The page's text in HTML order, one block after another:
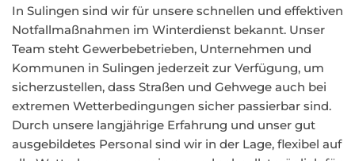
In Sulingen sind wir für unsere schnellen und effektiven
Notfallmaßnahmen im Winterdienst bekannt. Unser
Team steht Gewerbebetrieben, Unternehmen und
Kommunen in Sulingen jederzeit zur Verfügung, um
sicherzustellen, dass Straßen und Gehwege auch bei
extremen Wetterbedingungen sicher passierbar sind.
Durch unsere langjährige Erfahrung und unser gut
ausgebildetes Personal sind wir in der Lage, flexibel auf